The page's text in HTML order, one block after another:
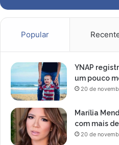
Popular
YNAP
um pouco
20 de
Marília
com mais
20 de